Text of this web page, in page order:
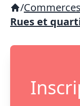
/
Rues et